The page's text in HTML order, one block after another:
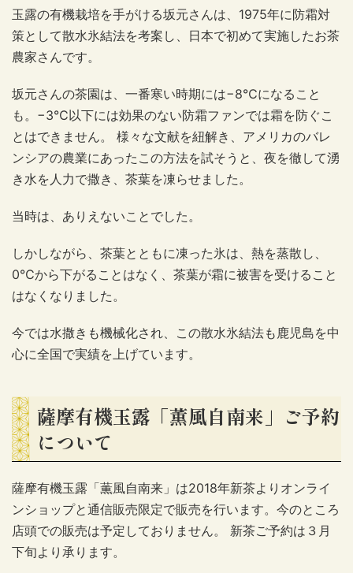
玉露の有機栽培を手がける坂元さんは、1975年に防霜対
策として散水氷結法を考案し、日本で初めて実施したお茶
農家さんです。
坂元さんの茶園は、一番寒い時期には−8℃になること
も。−3℃以下には効果のない防霜ファンでは霜を防ぐこ
とはできません。 様々な文献を紐解き、アメリカのバレ
ンシアの農業にあったこの方法を試そうと、夜を徹して湧
き水を人力で撒き、茶葉を凍らせました。
当時は、ありえないことでした。
しかしながら、茶葉とともに凍った氷は、熱を蒸散し、
0℃から下がることはなく、茶葉が霜に被害を受けること
はなくなりました。
今では水撒きも機械化され、この散水氷結法も鹿児島を中
心に全国で実績を上げています。
薩摩有機玉露「薫風自南来」ご予約
について
薩摩有機玉露「薫風自南来」は2018年新茶よりオンライ
ンショップと通信販売限定で販売を行います。今のところ
店頭での販売は予定しておりません。 新茶ご予約は３月
下旬より承ります。